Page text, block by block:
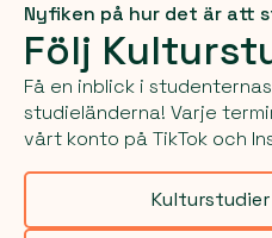
Nyfiken på hur det är att
Följ
Få en inblick i
studieländerna! Varje
vårt konto på TikTok och